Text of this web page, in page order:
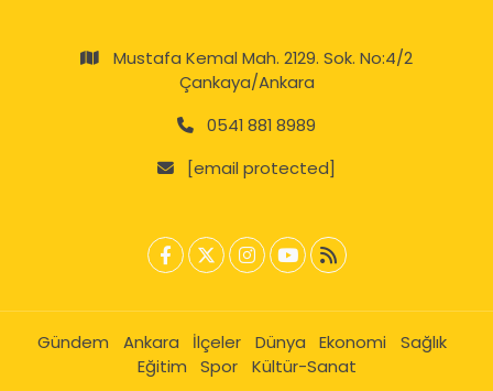
Mustafa Kemal Mah. 2129. Sok. No:4/2
Çankaya/Ankara
0541 881 8989
[email protected]
Gündem Ankara İlçeler Dünya Ekonomi
Sağlık
Eğitim
Spor Kültür-Sanat